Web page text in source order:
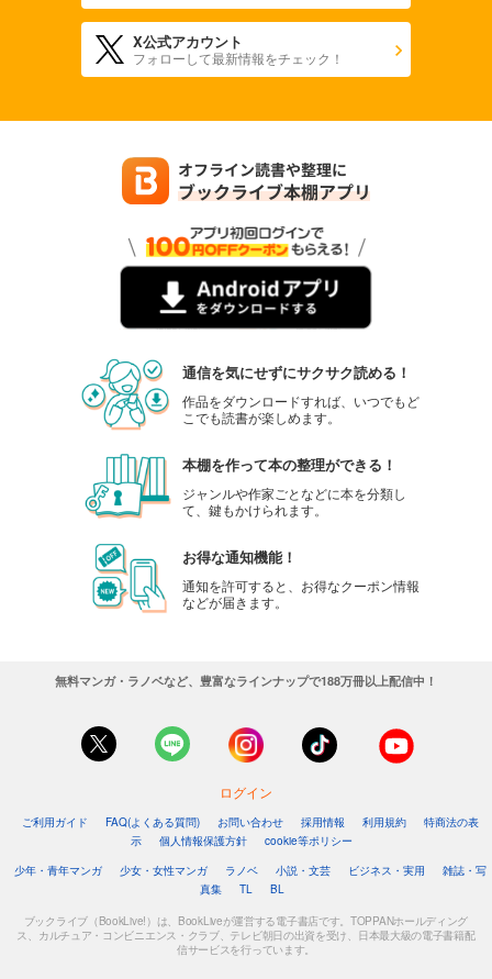
X公式アカウント
フォローして最新情報をチェック！
通信を気にせずにサクサク読める！
作品をダウンロードすれば、いつでもど
こでも読書が楽しめます。
本棚を作って本の整理ができる！
ジャンルや作家ごとなどに本を分類し
て、鍵もかけられます。
お得な通知機能！
通知を許可すると、お得なクーポン情報
などが届きます。
無料マンガ・ラノベなど、豊富なラインナップで188万冊以上配信中！
ログイン
ご利用ガイド FAQ(よくある質問) お問い合わせ 採用情報 利用規約
特商法の表
示
個人情報保護方針
cookie等ポリシー
少年・青年マンガ
少女・女性マンガ ラノベ 小説・文芸 ビジネス・実用
雑誌・写
真集
TL BL
ブックライブ（BookLive!）は、BookLiveが運営する電子書店です。TOPPANホールディング
ス、カルチュア・コンビニエンス・クラブ、テレビ朝日の出資を受け、日本最大級の電子書籍配
信サービスを行っています。